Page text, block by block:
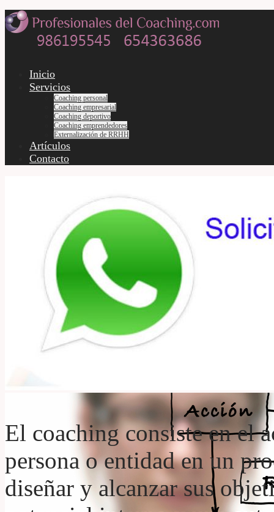
Inicio
Servicios
Coaching personal
Coaching empresarial
Coaching deportivo
Coaching emprendedores
Externalización de RRHH
Artículos
Contacto
El coaching consiste en el
persona o entidad en un
diseñar y alcanzar sus